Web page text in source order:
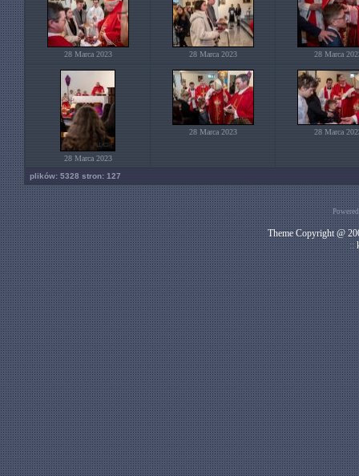
28 Marca 2023 28 Marca 2023 28 Marca
28 Marca 2023
28 Marca 2023 28 Marca
plików: 5328 stron: 127
Theme Copyright @
::